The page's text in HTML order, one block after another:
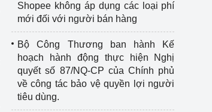
Shopee không áp dụng các loại phí
mới đối với người bán hàng
Bộ Công Thương ban hành Kế
hoạch hành động thực hiện Nghị
quyết số 87/NQ-CP của Chính phủ
về công tác bảo vệ quyền lợi người
tiêu dùng.